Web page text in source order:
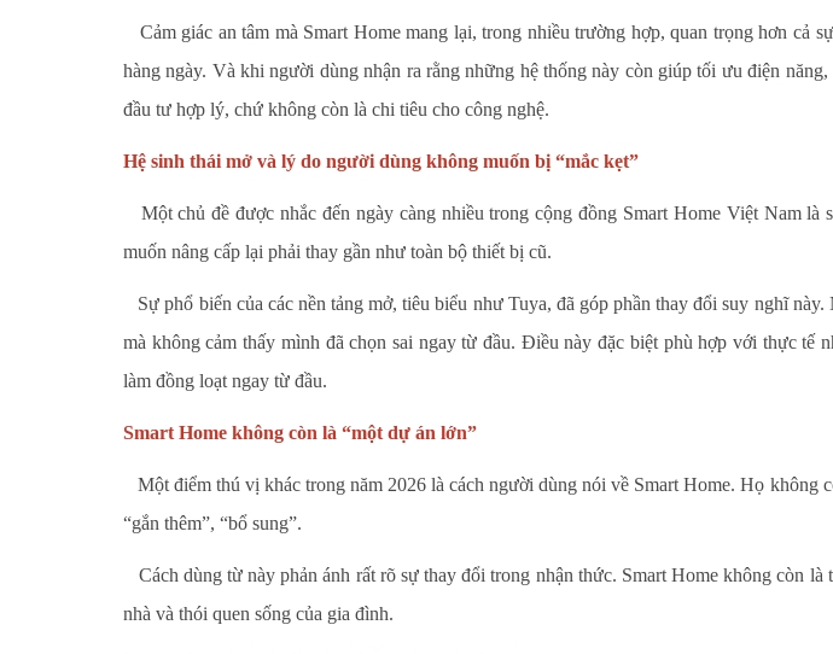
Cảm giác an tâm mà Smart Home mang lại, trong nhiều trường hợp, quan trọng hơn cả
hàng ngày. Và khi người dùng nhận ra rằng những hệ thống này còn giúp tối ưu điện
đầu tư hợp lý, chứ không còn là chi tiêu cho công nghệ.
Hệ sinh thái mở và lý do người dùng không muốn bị “mắc kẹt”
Một chủ đề được nhắc đến ngày càng nhiều trong cộng đồng Smart Home Việt Nam
muốn nâng cấp lại phải thay gần như toàn bộ thiết bị cũ.
Sự phổ biến của các nền tảng mở, tiêu biểu như Tuya, đã góp phần thay đổi suy nghĩ
mà không cảm thấy mình đã chọn sai ngay từ đầu. Điều này đặc biệt phù hợp với thực
làm đồng loạt ngay từ đầu.
Smart Home không còn là “một dự án lớn”
Một điểm thú vị khác trong năm 2026 là cách người dùng nói về Smart Home. Họ không
“gắn thêm”, “bổ sung”.
Cách dùng từ này phản ánh rất rõ sự thay đổi trong nhận thức. Smart Home không còn
nhà và thói quen sống của gia đình.